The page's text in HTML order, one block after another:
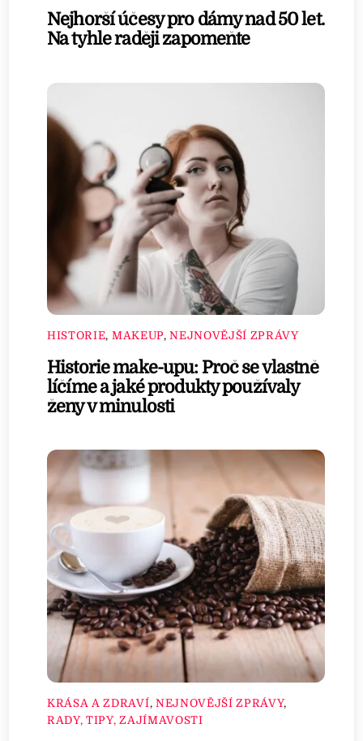
Nejhorší účesy pro dámy nad 50 let.
Na tyhle raději zapomeňte
HISTORIE, MAKEUP,NEJNOVĚJŠÍ ZPRÁVY
Historie make-upu: Proč se vlastně
líčíme a jaké produkty používaly
ženy v minulosti
KRÁSA A ZDRAVÍ, NEJNOVĚJŠÍ ZPRÁVY,
RADY, TIPY, ZAJÍMAVOSTI